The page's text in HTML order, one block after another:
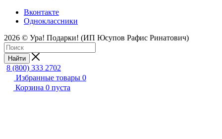
Вконтакте
Одноклассники
2026 © Ура! Подарки! (ИП Юсупов Рафис Ринатович)
Найти
8 (800) 333 2702
Избранные товары 0
Корзина 0 пуста